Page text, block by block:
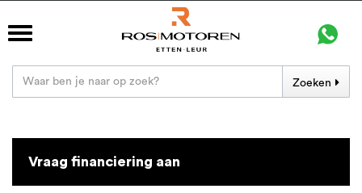
Zoeken
Vraag financiering aan